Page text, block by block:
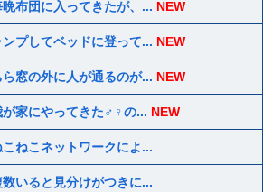
布団に入ってきたが、... NEW
プしてベッドに登って... NEW
窓の外に人が通るのが... NEW
が家にやってきた♂♀の... NEW
ねこネットワークによ...
いると見分けがつきに...